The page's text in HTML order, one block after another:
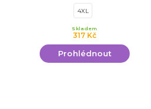
4XL
317 Kč
Skladem
Prohlédnout